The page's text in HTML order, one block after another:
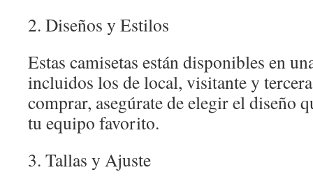
2. Diseños y Estilos
Estas camisetas están disponibles en
incluidos los de local, visitante y
comprar, asegúrate de elegir el diseño
tu equipo favorito.
3. Tallas y Ajuste